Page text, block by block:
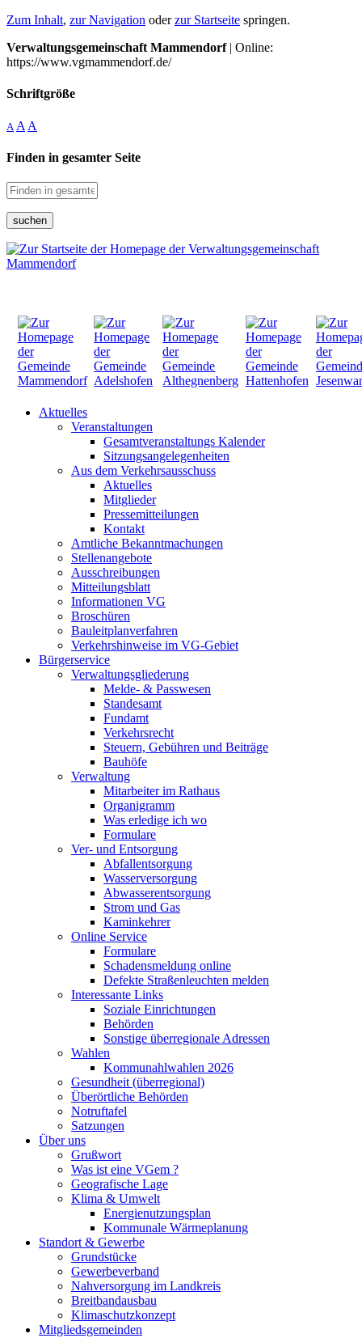
Zum Inhalt, zur Navigation oderzur Startseite springen.
Verwaltungsgemeinschaft Mammendorf| Online:
https://www.vgmammendorf.de/
Schriftgröße
A A A
Finden in gesamter Seite
suchen
Aktuelles
Veranstaltungen
Gesamtveranstaltungs Kalender
Sitzungsangelegenheiten
Aus dem Verkehrsausschuss
Aktuelles
Mitglieder
Pressemitteilungen
Kontakt
Amtliche Bekanntmachungen
Stellenangebote
Ausschreibungen
Mitteilungsblatt
Informationen VG
Broschüren
Bauleitplanverfahren
Verkehrshinweise im VG-Gebiet
Bürgerservice
Verwaltungsgliederung
Melde- & Passwesen
Standesamt
Fundamt
Verkehrsrecht
Steuern, Gebühren und Beiträge
Bauhöfe
Verwaltung
Mitarbeiter im Rathaus
Organigramm
Was erledige ich wo
Formulare
Ver- und Entsorgung
Abfallentsorgung
Wasserversorgung
Abwasserentsorgung
Strom und Gas
Kaminkehrer
Online Service
Formulare
Schadensmeldung online
Defekte Straßenleuchten melden
Interessante Links
Soziale Einrichtungen
Behörden
Sonstige überregionale Adressen
Wahlen
Kommunahlwahlen 2026
Gesundheit (überregional)
Überörtliche Behörden
Notruftafel
Satzungen
Über uns
Grußwort
Was ist eine VGem ?
Geografische Lage
Klima & Umwelt
Energienutzungsplan
Kommunale Wärmeplanung
Standort & Gewerbe
Grundstücke
Gewerbeverband
Nahversorgung im Landkreis
Breitbandausbau
Klimaschutzkonzept
Mitgliedsgemeinden